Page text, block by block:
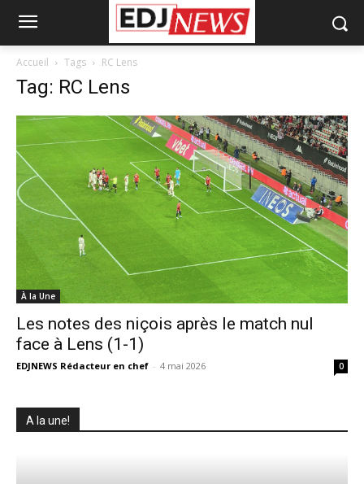
Accueil Tags RC Lens
Tag: RC Lens
À la Une
Les notes des niçois après le match nul
face à Lens (1-1)
EDJNEWS Rédacteur en chef - 4 mai 2026 0
A la une!